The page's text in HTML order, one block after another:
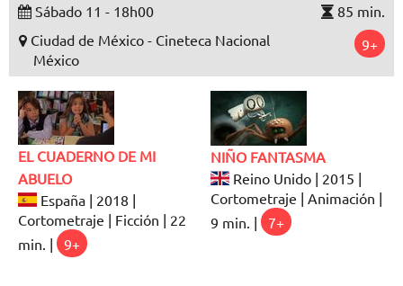
Sábado 11 - 18h00
85 min.
Ciudad de México - Cineteca Nacional
México
9+
EL CUADERNO DE MI
ABUELO
España | 2018 |
Cortometraje | Ficción | 22
min. |
9+
NIÑO FANTASMA
Reino Unido | 2015 |
Cortometraje | Animación |
9 min. |
7+